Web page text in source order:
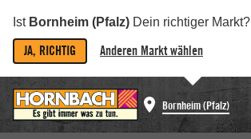
Ist Bornheim (Pfalz) Dein richtiger Markt?
JA, RICHTIG Anderen Markt wählen
Bornheim (Pfalz)